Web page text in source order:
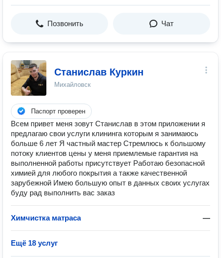
Позвонить Чат
Станислав Куркин
Михайловск
Паспорт проверен
Всем привет меня зовут Станислав в этом приложении я
предлагаю свои услуги клининга которым я занимаюсь
больше 6 лет Я частный мастер Стремлюсь к большому
потоку клиентов цены у меня приемлемые гарантия на
выполненной работы присутствует Работаю безопасной
химией для любого покрытия а также качественной
зарубежной Имею большую опыт в данных своих услугах
буду рад выполнить вас заказ
Химчистка матраса —
Ещё 18 услуг